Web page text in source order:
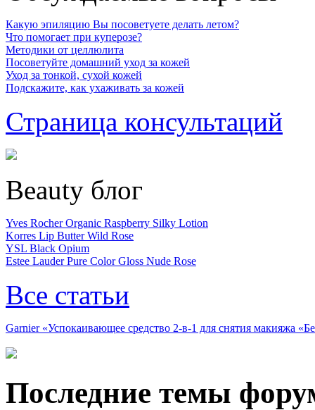
Какую эпиляцию Вы посоветуете делать летом?
Что помогает при куперозе?
Методики от целлюлита
Посоветуйте домашний уход за кожей
Уход за тонкой, сухой кожей
Подскажите, как ухаживать за кожей
Страница консультаций
Beauty блог
Yves Rocher Organic Raspberry Silky Lotion
Korres Lip Butter Wild Rose
YSL Black Opium
Estee Lauder Pure Color Gloss Nude Rose
Все статьи
Garnier «Успокаивающее средство 2-в-1 для снятия макияжа
Последние темы